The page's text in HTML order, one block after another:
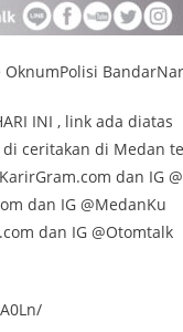
INI , link ada diatas
ceritakan di Medan
dan IG
dan IG @MedanKu
dan IG @Otomtalk